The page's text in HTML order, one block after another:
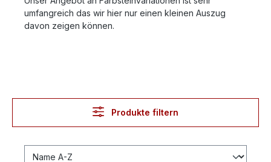
umfangreich das wir hier nur einen kleinen Auszug
davon zeigen können.
Produkte filtern